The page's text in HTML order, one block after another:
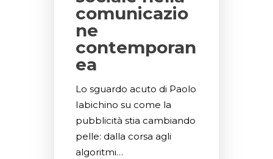
comunicazio
ne
contemporan
ea
Lo sguardo acuto di Paolo
Iabichino su come la
pubblicità stia cambiando
pelle: dalla corsa agli
algoritmi…